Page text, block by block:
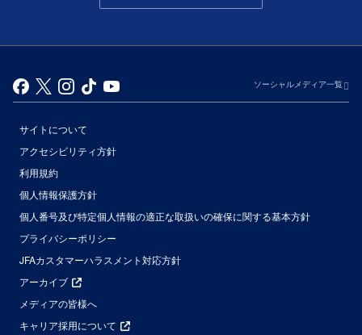
ソーシャルメディア一覧
サイトについて
アクセシビリティ方針
利用規約
個人情報保護方針
個人番号及び特定個人情報の適正な取扱いの確保に関する基本方針
プライバシーポリシー
JFAカスタマーハラスメント対応方針
アーカイブ
メディアの皆様へ
キャリア採用について